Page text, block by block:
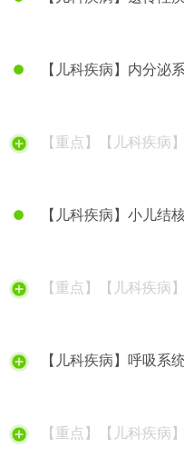
【儿科疾病】内分泌
【重点】【儿科疾病
【儿科疾病】小儿结
【重点】【儿科疾病
【儿科疾病】呼吸系
【重点】【儿科疾病